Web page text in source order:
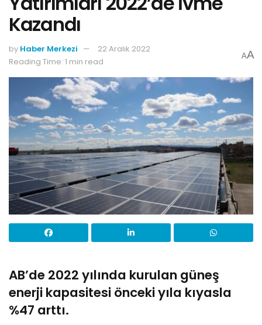
Kazandı
by Haber Merkezi
22 Aralık 2022
Reading Time: 1 min read
AA
AB’de 2022 yılında kurulan güneş
enerji kapasitesi önceki yıla kıyasla
%47 arttı.